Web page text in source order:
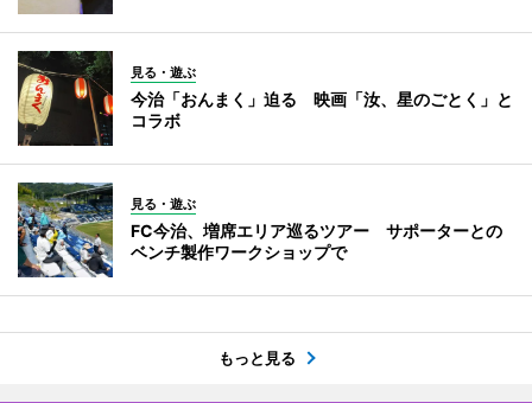
見る・遊ぶ
今治「おんまく」迫る 映画「汝、星のごとく」と
コラボ
見る・遊ぶ
FC今治、増席エリア巡るツアー サポーターとの
ベンチ製作ワークショップで
もっと見る